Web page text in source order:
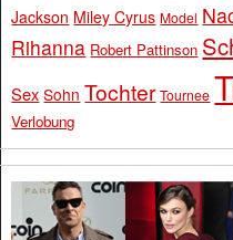
Jackson Miley Cyrus Model
Rihanna Robert Pattinson
Sex Sohn Tochter Tournee
Verlobung